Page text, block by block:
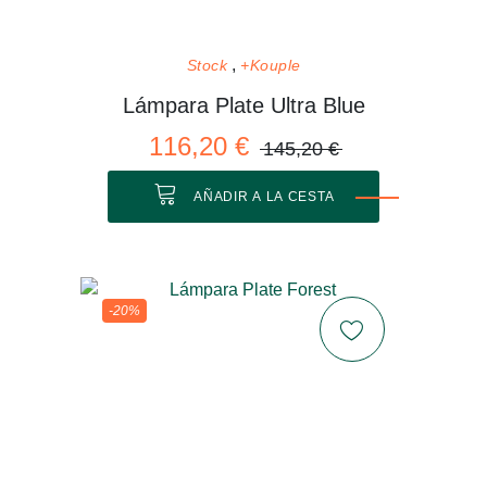
Stock +Kouple
Lámpara Plate Ultra Blue
116,20 € 145,20 €
AÑADIR A LA CESTA
-20%